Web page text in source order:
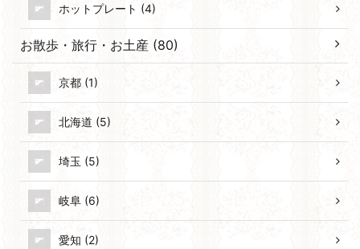
ホットプレート (4)
お散歩・旅行・お土産 (80)
京都 (1)
北海道 (5)
埼玉 (5)
岐阜 (6)
愛知 (2)